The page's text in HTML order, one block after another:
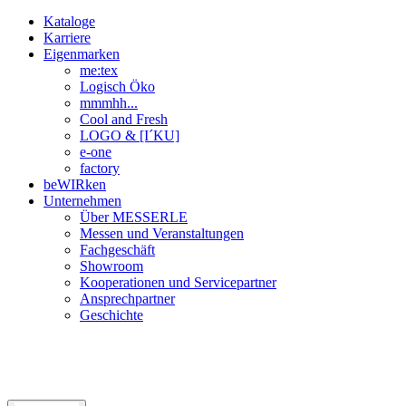
Kataloge
Karriere
Eigenmarken
me:tex
Logisch Öko
mmmhh...
Cool and Fresh
LOGO & [I´KU]
e-one
factory
beWIRken
Unternehmen
Über MESSERLE
Messen und Veranstaltungen
Fachgeschäft
Showroom
Kooperationen und Servicepartner
Ansprechpartner
Geschichte